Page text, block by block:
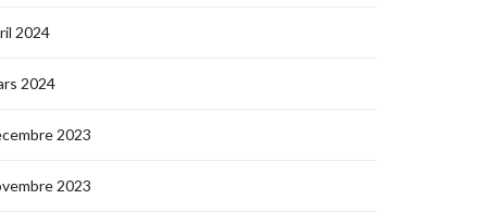
2024
2024
2023
2023